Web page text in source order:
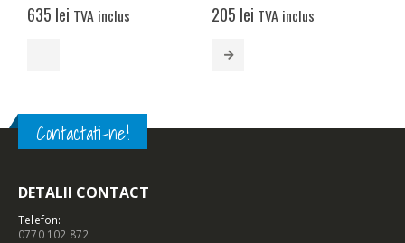
0 out of 5
635 lei TVA inclus 0 out of 5
205 lei TVA inclus
Contactati-ne!
DETALII CONTACT
Telefon:
0770 102 872